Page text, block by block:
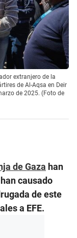
extranjero de la
de Al-Aqsa en Deir
de 2025. (Foto de
de Gaza han
causado
de este
a EFE.